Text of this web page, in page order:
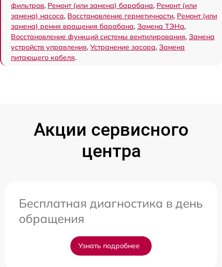
фильтров, Ремонт (или замена) барабана, Ремонт (или
замена) насоса, Восстановление герметичности, Ремонт (или
замена) ремня вращения барабана, Замена ТЭНа,
Восстановление функций системы вентилирования, Замена
устройств управления, Устранение засора, Замена
питающего кабеля.
Акции сервисного
центра
Бесплатная диагностика в день
обращения
Узнать подробнее